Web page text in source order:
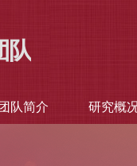
队
队简介 研究概